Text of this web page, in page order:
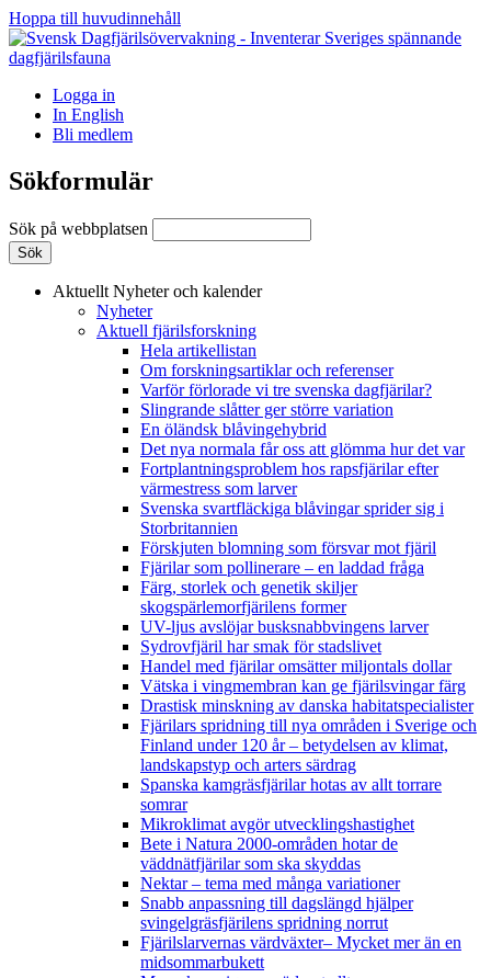
Hoppa till huvudinnehåll
Logga in
In English
Bli medlem
Sökformulär
Sök på webbplatsen
Aktuellt Nyheter och kalender
Nyheter
Aktuell fjärilsforskning
Hela artikellistan
Om forskningsartiklar och referenser
Varför förlorade vi tre svenska dagfjärilar?
Slingrande slåtter ger större variation
En öländsk blåvingehybrid
Det nya normala får oss att glömma hur det var
Fortplantningsproblem hos rapsfjärilar efter
värmestress som larver
Svenska svartfläckiga blåvingar sprider sig i
Storbritannien
Förskjuten blomning som försvar mot fjäril
Fjärilar som pollinerare – en laddad fråga
Färg, storlek och genetik skiljer
skogspärlemorfjärilens former
UV-ljus avslöjar busksnabbvingens larver
Sydrovfjäril har smak för stadslivet
Handel med fjärilar omsätter miljontals dollar
Vätska i vingmembran kan ge fjärilsvingar färg
Drastisk minskning av danska habitatspecialister
Fjärilars spridning till nya områden i Sverige och
Finland under 120 år– betydelsen av klimat,
landskapstyp och arters särdrag
Spanska kamgräsfjärilar hotas av allt torrare
somrar
Mikroklimat avgör utvecklingshastighet
Bete i Natura 2000-områden hotar de
väddnätfjärilar som ska skyddas
Nektar – tema med många variationer
Snabb anpassning till dagslängd hjälper
svingelgräsfjärilens spridning norrut
Fjärilslarvernas värdväxter– Mycket mer än en
midsommarbukett